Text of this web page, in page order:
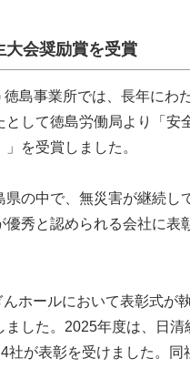
大会奨励賞を受賞
島事業所では、長年にわ
として徳島労働局より「安
を受賞しました。
県の中で、無災害が継続し
秀と認められる会社に表
ホールにおいて表彰式が
ました。2025年度は、日清
社が表彰を受けました。同